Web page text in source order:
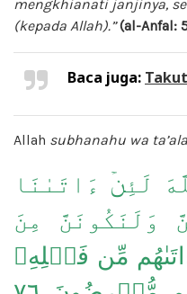
mengkhianati janjinya,
(kepada Allah).” (al-Anfal:
Baca juga:
Allah subhanahu wa ta’ala
لَئِنۡ ءَاتَىٰنَا
وَلَنَكُونَنَّ مِنَ
فَلَمَّآ ءَاتَىٰهُم مِّن فَضۡلِهِۦ